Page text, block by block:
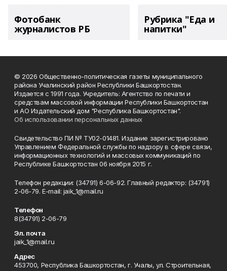
Фотобанк
журналистов РБ
Рубрика "Еда и
напитки"
© 2026 Общественно-политическая газеты муниципального
района Учалинский район Республики Башкортостан.
Издается с 1991 года. Учредитель: Агентство по печати и
средствам массовой информации Республики Башкортостан
и АО Издательский дом "Республика Башкортостан".
Об использовании персональных данных
Свидетельство ПИ № ТУ02-01481. Издание зарегистрировано
Управлением Федеральной службы по надзору в сфере связи,
информационных технологий и массовых коммуникаций по
Республике Башкортостан 06 ноября 2015 г.
Телефон редакции: (34791) 6-06-92. Главный редактор: (34791)
2-06-79. Е-mаil: jaik_1@mail.ru
Телефон
8(34791) 2-06-79
Эл. почта
jaik_1@mail.ru
Адрес
453700, Республика Башкортостан, г. Учалы, ул. Строительная,